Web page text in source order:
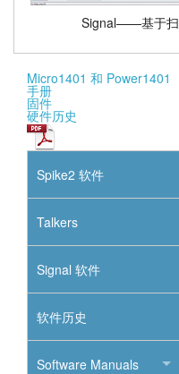
Signal——基于扫
Micro1401 和 Power1401
手册
固件
硬件历史
Spike2 软件
Talkers
Signal 软件
软件历史
Software Manuals